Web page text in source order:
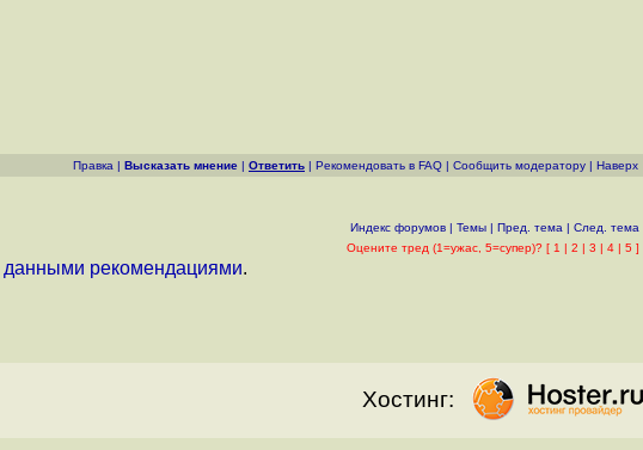
Правка | Высказать мнение | Ответить | Рекомендовать в FAQ | Cообщить модератору | Наверх
Индекс форумов | Темы | Пред. тема | След. тема
Оцените тред (1=ужас, 5=супер)? [ 1 | 2 | 3 | 4 | 5 ]
данными рекомендациями.
Хостинг: